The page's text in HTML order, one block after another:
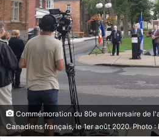
Commémoration du 80e anniversaire de
Canadiens français, le 1er août 2020. Photo :